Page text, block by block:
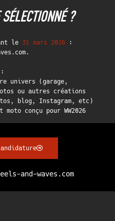
?
le 31 mars 2026 :
univers (garage,
ou autres créations
blog, Instagram, etc)
conçu pour WW2026
and-waves.com